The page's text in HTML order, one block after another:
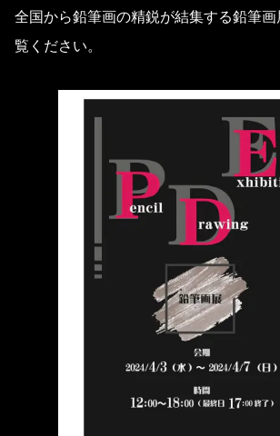
全国から鉛筆画の精鋭が結集する鉛筆
覧ください。